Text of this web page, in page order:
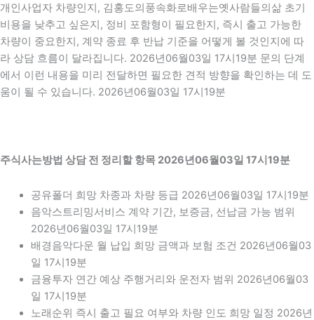
개인사업자 차량인지, 김홍도의풍속화로배우는옛사람들의삶 초기
비용을 낮추고 싶은지, 정비 포함형이 필요한지, 즉시 출고 가능한
차량이 중요한지, 계약 종료 후 반납 기준을 어떻게 볼 것인지에 따
라 상담 흐름이 달라집니다. 2026년06월03일 17시19분 문의 단계
에서 이런 내용을 미리 전달하면 필요한 견적 방향을 확인하는 데 도
움이 될 수 있습니다. 2026년06월03일 17시19분
주식사는방법 상담 전 정리할 항목 2026년06월03일 17시19분
공유폴더 희망 차종과 차량 등급 2026년06월03일 17시19분
음악스트리밍서비스 계약 기간, 보증금, 선납금 가능 범위
2026년06월03일 17시19분
배경음악다운 월 납입 희망 금액과 보험 조건 2026년06월03
일 17시19분
금융투자 연간 예상 주행거리와 운전자 범위 2026년06월03
일 17시19분
노래순위 즉시 출고 필요 여부와 차량 인도 희망 일정 2026년